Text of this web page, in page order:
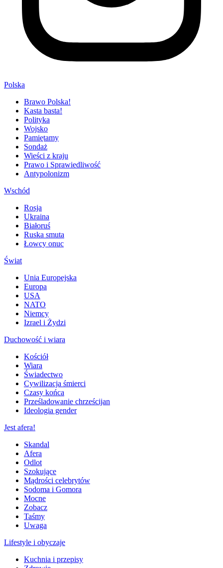
Polska
Brawo Polska!
Kasta basta!
Polityka
Wojsko
Pamiętamy
Sondaż
Wieści z kraju
Prawo i Sprawiedliwość
Antypolonizm
Wschód
Rosja
Ukraina
Białoruś
Ruska smuta
Łowcy onuc
Świat
Unia Europejska
Europa
USA
NATO
Niemcy
Izrael i Żydzi
Duchowość i wiara
Kościół
Wiara
Świadectwo
Cywilizacja śmierci
Czasy końca
Prześladowanie chrześcijan
Ideologia gender
Jest afera!
Skandal
Afera
Odlot
Szokujące
Mądrości celebrytów
Sodoma i Gomora
Mocne
Zobacz
Taśmy
Uwaga
Lifestyle i obyczaje
Kuchnia i przepisy